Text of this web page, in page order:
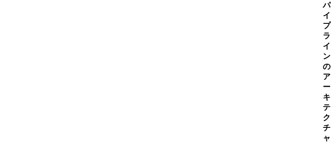
パ
イ
プ
ラ
イ
ン
の
ア
ー
キ
テ
ク
チ
ャ